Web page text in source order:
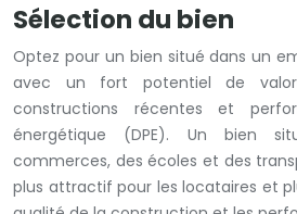
Sélection du bien
Optez pour un bien situé dans un
avec un fort potentiel de
constructions récentes et
énergétique (DPE). Un bien
commerces, des écoles et des
plus attractif pour les locataires et